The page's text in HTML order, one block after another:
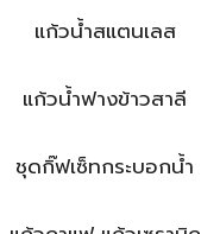
แก้วน้ำสแตนเลส
แก้วน้ำฟางข้าวสาลี
ชุดกิ๊ฟเซ็ทกระบอกน้ำ